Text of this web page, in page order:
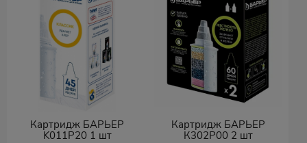
Картридж БАРЬЕР
K011P20 1 шт
Картридж БАРЬЕР
К302Р00 2 шт